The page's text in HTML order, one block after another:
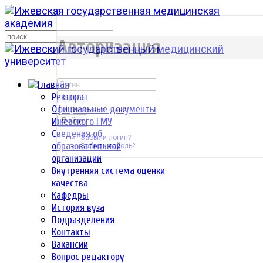
Ректорат
Официальные документы
Ижевского ГМУ
Сведения об
образовательной
организации
Внутренняя система оценки
качества
Кафедры
История вуза
Подразделения
Контакты
Вакансии
Вопрос редактору
р
Авторизация
Запомнить меня
Войти
Забыли логин?
Забыли пароль?